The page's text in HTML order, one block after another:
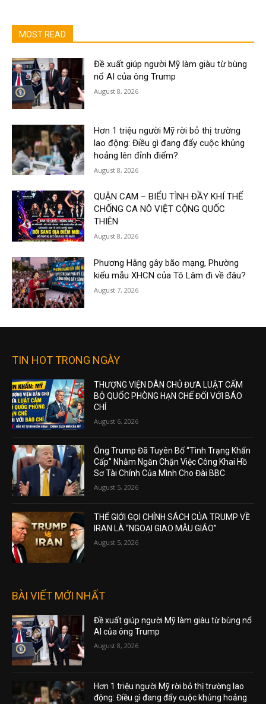
MOST READ
Đề xuất giúp người Mỹ làm giàu từ bùng
nổ AI của ông Trump
August 8, 2026
Hơn 1 triệu người Mỹ rời bỏ thị trường
lao động: Điều gì đang đẩy cuộc khủng
hoảng lên đỉnh điểm?
August 8, 2026
QUẬN CAM – BIỂU TÌNH ĐẦY KHÍ THẾ
CHỐNG CA NÔ VIỆT CỘNG QUỐC
THIÊN
August 8, 2026
Phương Hằng gây bão mạng, Phường
kiểu mẫu XHCN của Tô Lâm đi về đâu?
August 7, 2026
TIN HOT TRONG NGÀY
THƯỢNG VIỆN DÂN CHỦ ĐƯA LUẬT CẤM
BỘ QUỐC PHÒNG HẠN CHẾ ĐỐI VỚI BÁO
CHÍ
August 6, 2026
Ông Trump Đã Tuyên Bố “Tình Trạng Khẩn
Cấp” Nhằm Ngăn Chặn Việc Công Khai Hồ
Sơ Tài Chính Của Mình Cho Đài BBC
August 5, 2026
THẾ GIỚI GỌI CHÍNH SÁCH CỦA TRUMP VỀ
IRAN LÀ “NGOẠI GIAO MẪU GIÁO”
August 5, 2026
BÀI VIẾT MỚI NHẤT
Đề xuất giúp người Mỹ làm giàu từ bùng nổ
AI của ông Trump
August 8, 2026
Hơn 1 triệu người Mỹ rời bỏ thị trường lao
động: Điều gì đang đẩy cuộc khủng hoảng